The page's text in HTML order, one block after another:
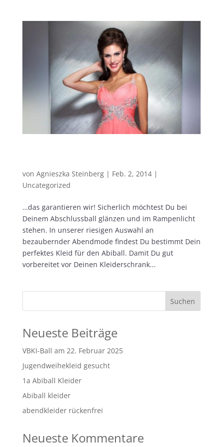
von Agnieszka Steinberg| Feb. 2, 2014|
Uncategorized
…das garantieren wir! Sicherlich möchtest Du bei
Deinem Abschlussball glänzen und im Rampenlicht
stehen. In unserer riesigen Auswahl an
bezaubernder Abendmode findest Du bestimmt Dein
perfektes Kleid für den Abiball. Damit Du gut
vorbereitet vor Deinen Kleiderschrank...
Neueste Beiträge
VBKI-Ball am 22. Februar 2025
Jugendweihekleid gesucht
1a Abiball Kleider
Abiball kleider
abendkleider rückenfrei
Neueste Kommentare